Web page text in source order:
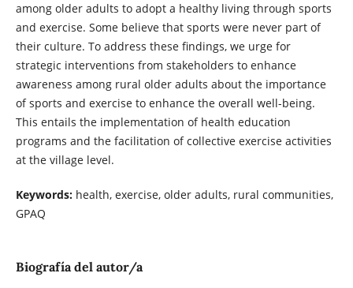
among older adults to adopt a healthy living through sports
and exercise. Some believe that sports were never part of
their culture. To address these findings, we urge for
strategic interventions from stakeholders to enhance
awareness among rural older adults about the importance
of sports and exercise to enhance the overall well-being.
This entails the implementation of health education
programs and the facilitation of collective exercise activities
at the village level.
Keywords:health, exercise, older adults, rural communities,
GPAQ
Biografía del autor/a